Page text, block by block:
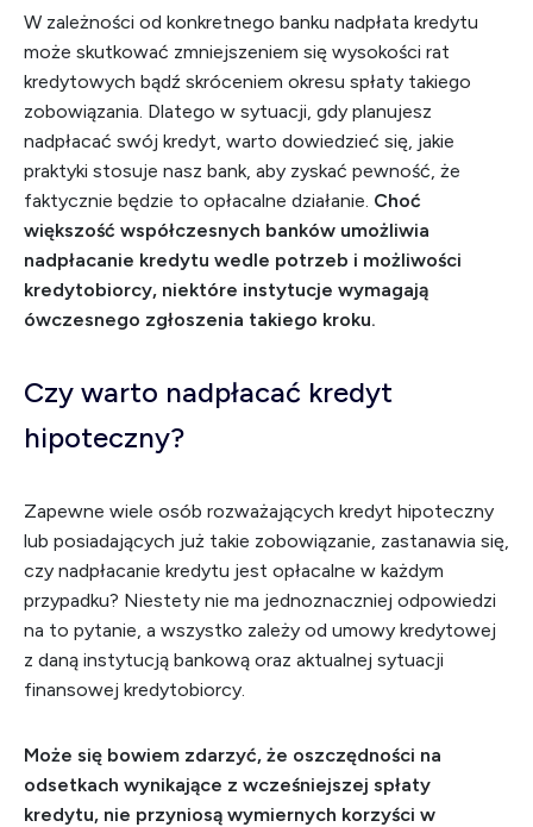
W zależności od konkretnego banku nadpłata kredytu
może skutkować zmniejszeniem się wysokości rat
kredytowych bądź skróceniem okresu spłaty takiego
zobowiązania. Dlatego w sytuacji, gdy planujesz
nadpłacać swój kredyt, warto dowiedzieć się, jakie
praktyki stosuje nasz bank, aby zyskać pewność, że
faktycznie będzie to opłacalne działanie. Choć
większość współczesnych banków umożliwia
nadpłacanie kredytu wedle potrzeb i możliwości
kredytobiorcy, niektóre instytucje wymagają
ówczesnego zgłoszenia takiego kroku.
Czy warto nadpłacać kredyt
hipoteczny?
Zapewne wiele osób rozważających kredyt hipoteczny
lub posiadających już takie zobowiązanie, zastanawia się,
czy nadpłacanie kredytu jest opłacalne w każdym
przypadku? Niestety nie ma jednoznaczniej odpowiedzi
na to pytanie, a wszystko zależy od umowy kredytowej
z daną instytucją bankową oraz aktualnej sytuacji
finansowej kredytobiorcy.
Może się bowiem zdarzyć, że oszczędności na
odsetkach wynikające z wcześniejszej spłaty
kredytu, nie przyniosą wymiernych korzyści w